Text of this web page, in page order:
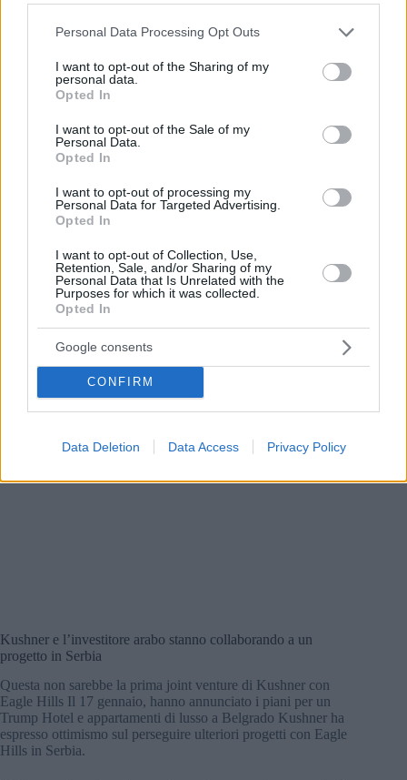
Please note that this website/app uses one or more Google
not limited to your visit or usage behaviour. You may click to
grant or deny consent to Google and its third-party tags to
use your data for below specified purposes in below Google
consent section.
Personal Data Processing Opt Outs
I want to opt-out of the Sharing of my
personal data.
Opted In
I want to opt-out of the Sale of my
Personal Data.
Opted In
I want to opt-out of processing my
Personal Data for Targeted Advertising.
Opted In
I want to opt-out of Collection, Use,
Retention, Sale, and/or Sharing of my
Personal Data that Is Unrelated with the
Purposes for which it was collected.
Opted In
Google consents
CONFIRM
Data Deletion Data Access Privacy Policy
Panyi ha notato che il contratto con gli Emirati Arabi Uniti è
presidenziale di Trump. Le sue fonti sostengono che Jared
Kushner dovrebbe unirsi al progetto in una fase successiva,
anche se da mesi circolano voci sul suo coinvolgimento.
La nuova visione per Rákosrendező?
suggeriscono che il governo ungherese ha concesso il
permesso all’investitore di costruire edifici per scopi religiosi,
alimentando la speculazione sulla potenziale aggiunta di una
Rákosrendező.
Kushner e l’investitore arabo stanno collaborando a un
progetto in Serbia
Questa non sarebbe la prima joint venture di Kushner con
Eagle Hills Il 17 gennaio, hanno annunciato i piani per un
Trump Hotel e appartamenti di lusso a Belgrado Kushner ha
espresso ottimismo sul perseguire ulteriori progetti con Eagle
Hills in Serbia.